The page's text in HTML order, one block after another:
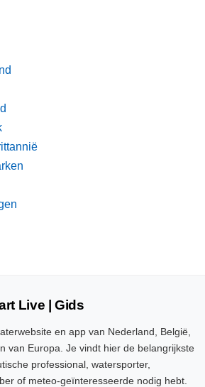
Live | Gids
en app van Nederland, België,
van Europa. Je vindt hier de belangrijkste
professional, watersporter,
of meteo-geïnteresseerde nodig hebt.